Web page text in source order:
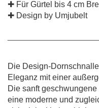
✚ Für Gürtel bis 4 cm
✚ Design by Umjubelt
Die Design-Dornschnalle
Eleganz mit einer
Die sanft
eine moderne und